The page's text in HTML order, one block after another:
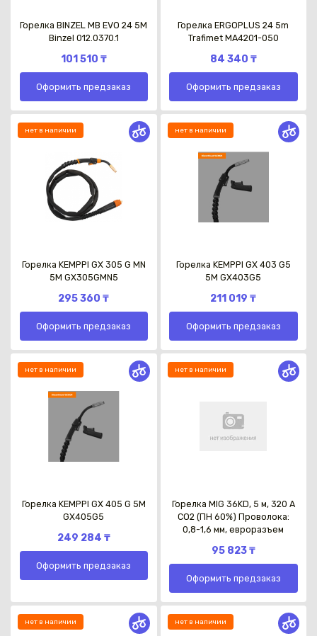
Горелка BINZEL MB EVO 24 5M
Binzel 012.0370.1
101 510 ₸
Оформить предзаказ
Горелка ERGOPLUS 24 5m
Trafimet MA4201-050
84 340 ₸
Оформить предзаказ
нет в наличии
Горелка KEMPPI GX 305 G MN
5M GX305GMN5
295 360 ₸
Оформить предзаказ
нет в наличии
Горелка KEMPPI GX 403 G5
5M GX403G5
211 019 ₸
Оформить предзаказ
нет в наличии
Горелка KEMPPI GX 405 G 5M
GX405G5
249 284 ₸
Оформить предзаказ
нет в наличии
Горелка MIG 36KD, 5 м, 320 А
СО2 (ПН 60%) Проволока:
0,8-1,6 мм, евроразъем
95 823 ₸
Оформить предзаказ
нет в наличии нет в наличии